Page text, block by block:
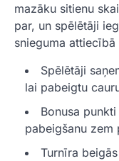
mazāku sitienu
par, un spēlētāji
snieguma
Spēlētāji
lai pabeigtu
Bonusa
pabeigšanu zem
Turnīra